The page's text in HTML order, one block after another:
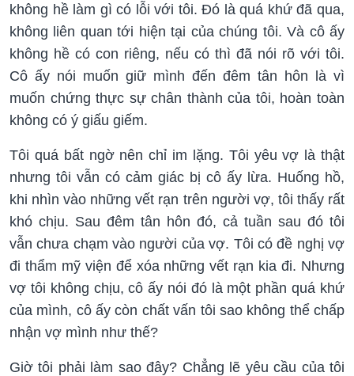
không hề làm gì có lỗi với tôi. Đó là quá khứ đã qua,
không liên quan tới hiện tại của chúng tôi. Và cô ấy
không hề có con riêng, nếu có thì đã nói rõ với tôi.
Cô ấy nói muốn giữ mình đến đêm tân hôn là vì
muốn chứng thực sự chân thành của tôi, hoàn toàn
không có ý giấu giếm.
Tôi quá bất ngờ nên chỉ im lặng. Tôi yêu vợ là thật
nhưng tôi vẫn có cảm giác bị cô ấy lừa. Huống hồ,
khi nhìn vào những vết rạn trên người vợ, tôi thấy rất
khó chịu. Sau đêm tân hôn đó, cả tuần sau đó tôi
vẫn chưa chạm vào người của vợ. Tôi có đề nghị vợ
đi thẩm mỹ viện để xóa những vết rạn kia đi. Nhưng
vợ tôi không chịu, cô ấy nói đó là một phần quá khứ
của mình, cô ấy còn chất vấn tôi sao không thể chấp
nhận vợ mình như thế?
Giờ tôi phải làm sao đây? Chẳng lẽ yêu cầu của tôi